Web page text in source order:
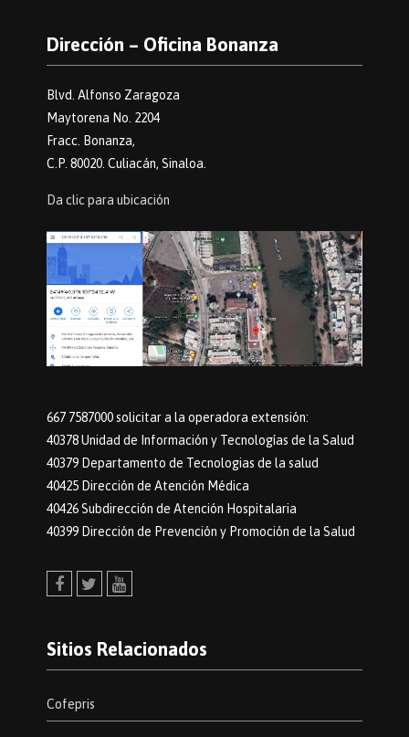
Dirección – Oficina Bonanza
Blvd. Alfonso Zaragoza
Maytorena No. 2204
Fracc. Bonanza,
C.P. 80020. Culiacán, Sinaloa.
Da clic para ubicación
667 7587000 solicitar a la operadora extensión:
40378 Unidad de Información y Tecnologías de la Salud
40379 Departamento de Tecnologias de la salud
40425 Dirección de Atención Médica
40426 Subdirección de Atención Hospitalaria
40399 Dirección de Prevención y Promoción de la Salud
Sitios Relacionados
Cofepris